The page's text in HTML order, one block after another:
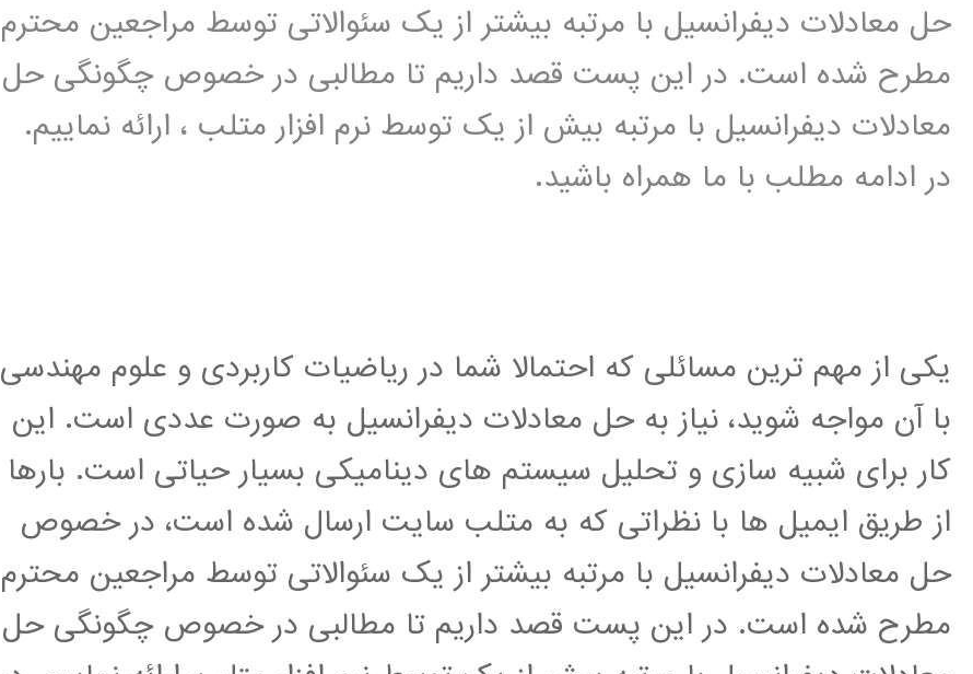
حل معادلات دیفرانسیل با مرتبه بیشتر از یک سئوالاتی توسط مراجعین محترم
مطرح شده است. در این پست قصد داریم تا مطالبی در خصوص چگونگی حل
معادلات دیفرانسیل با مرتبه بیش از یک توسط نرم افزار متلب ، ارائه نماییم.
در ادامه مطلب با ما همراه باشید.
یکی از مهم ترین مسائلی که احتمالا شما در ریاضیات کاربردی و علوم مهندسی
با آن مواجه شوید، نیاز به حل معادلات دیفرانسیل به صورت عددی است. این
کار برای شبیه سازی و تحلیل سیستم های دینامیکی بسیار حیاتی است. بارها
از طریق ایمیل ها با نظراتی که به متلب سایت ارسال شده است، در خصوص
حل معادلات دیفرانسیل با مرتبه بیشتر از یک سئوالاتی توسط مراجعین محترم
مطرح شده است. در این پست قصد داریم تا مطالبی در خصوص چگونگی حل